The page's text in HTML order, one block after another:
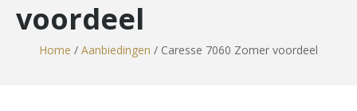
voordeel
Home / Aanbiedingen / Caresse 7060 Zomer voordeel